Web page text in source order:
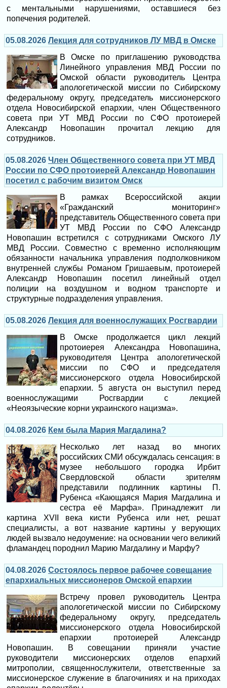
с ментальными нарушениями, оставшиеся без
попечения родителей.
05.08.2026 Лекция для сотрудников ЛУ МВД в Омске
В Омске по приглашению руководства
Линейного управления МВД России по
Омской области руководитель Центра
апологетической миссии по Сибирскому
федеральному округу, председатель миссионерского
отдела Новосибирской епархии, член Общественного
совета при УТ МВД России по СФО протоиерей
Александр Новопашин прочитал лекцию для
сотрудников.
05.08.2026 Член Общественного совета при УТ МВД
России по СФО протоиерей Александр Новопашин
посетил с рабочим визитом Омск
В рамках Всероссийской акции
«Гражданский мониторинг»
представитель Общественного совета при
УТ МВД России по СФО Александр
Новопашин встретился с сотрудниками Омского ЛУ
МВД России. Совместно с временно исполняющим
обязанности начальника управления подполковником
внутренней службы Романом Гришаевым, протоиерей
Александр Новопашин посетил линейный отдел
полиции на воздушном и водном транспорте и
структурные подразделения управления.
05.08.2026 Лекция для военнослужащих Росгвардии
В Омске продолжается цикл лекций
протоиерея Александра Новопашина,
руководителя Центра апологетической
миссии по СФО и председателя
миссионерского отдела Новосибирской
епархии. 5 августа он выступил перед
военнослужащими Росгвардии с лекцией
«Неоязыческие корни украинского нацизма».
04.08.2026 Кем была Мария Магдалина?
Несколько лет назад во многих
российских СМИ обсуждалась сенсация: в
музее небольшого городка Ирбит
Свердловской области зрителям
представили подлинник картины П.
Рубенса «Кающаяся Мария Магдалина и
сестра её Марфа». Принадлежит ли
картина XVII века кисти Рубенса или нет, решат
специалисты, а вот название картины у верующих
людей вызвало недоумение: на основании чего великий
фламандец породнил Марию Магдалину и Марфу?
04.08.2026 Состоялось первое рабочее совещание
епархиальных миссионеров Омской епархии
Встречу провел руководитель Центра
апологетической миссии по Сибирскому
федеральному округу, председатель
миссионерского отдела Новосибирской
епархии протоиерей Александр
Новопашин. В совещании приняли участие
руководители миссионерских отделов епархий
митрополии, священнослужители, ответственные за
миссионерское служение в благочиниях и на приходах